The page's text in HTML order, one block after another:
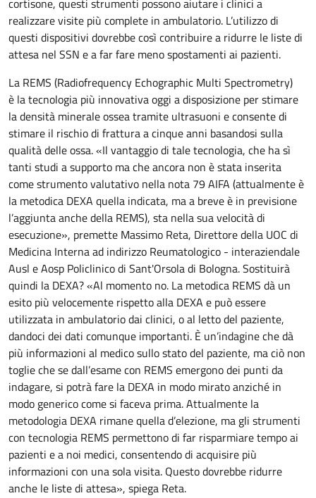
cortisone, questi strumenti possono aiutare i clinici a
realizzare visite più complete in ambulatorio. L’utilizzo di
questi dispositivi dovrebbe così contribuire a ridurre le liste di
attesa nel SSN e a far fare meno spostamenti ai pazienti.
La REMS (Radiofrequency Echographic Multi Spectrometry)
è la tecnologia più innovativa oggi a disposizione per stimare
la densità minerale ossea tramite ultrasuoni e consente di
stimare il rischio di frattura a cinque anni basandosi sulla
qualità delle ossa. «Il vantaggio di tale tecnologia, che ha sì
tanti studi a supporto ma che ancora non è stata inserita
come strumento valutativo nella nota 79 AIFA (attualmente è
la metodica DEXA quella indicata, ma a breve è in previsione
l’aggiunta anche della REMS), sta nella sua velocità di
esecuzione», premette Massimo Reta, Direttore della UOC di
Medicina Interna ad indirizzo Reumatologico - interaziendale
Ausl e Aosp Policlinico di Sant'Orsola di Bologna. Sostituirà
quindi la DEXA? «Al momento no. La metodica REMS dà un
esito più velocemente rispetto alla DEXA e può essere
utilizzata in ambulatorio dai clinici, o al letto del paziente,
dandoci dei dati comunque importanti. È un’indagine che dà
più informazioni al medico sullo stato del paziente, ma ciò non
toglie che se dall’esame con REMS emergono dei punti da
indagare, si potrà fare la DEXA in modo mirato anziché in
modo generico come si faceva prima. Attualmente la
metodologia DEXA rimane quella d’elezione, ma gli strumenti
con tecnologia REMS permettono di far risparmiare tempo ai
pazienti e a noi medici, consentendo di acquisire più
informazioni con una sola visita. Questo dovrebbe ridurre
anche le liste di attesa», spiega Reta.